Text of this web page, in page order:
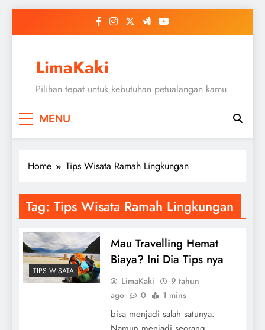
LimaKaki
Pilihan tepat untuk kebutuhan petualangan kamu.
MENU
Home Tips Wisata Ramah Lingkungan
Tag: Tips Wisata Ramah Lingkungan
TIPS WISATA
Mau Travelling Hemat
Biaya? Ini Dia Tips nya
LimaKaki
9 tahun
ago
0 1 mins
bisa menjadi salah satunya.